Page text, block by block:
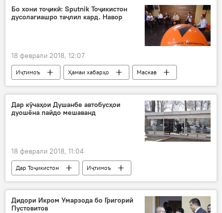
имдодрасонӣ марз
Бо хони тоҷикӣ: Sputnik Тоҷикистон
дусолагиашро таҷлил кард. Навор
18 феврали 2018, 12:07
Иҷтимоъ Ҳамаи хабарҳо
Маскав
Дар Русия
Дар Тоҷикистон
Дар кӯчаҳои Душанбе автобусҳои
дуошёна пайдо мешаванд
18 феврали 2018, 11:04
Дар Тоҷикистон
Иҷтимоъ
Ҳамаи хабарҳо
Душанбе
автобусҳои дуошёна
Дидори Икром Умарзода бо Григорий
Пустовитов